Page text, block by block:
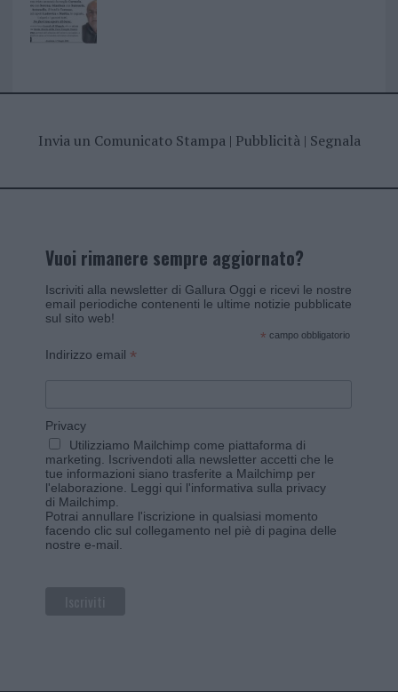
Invia un Comunicato Stampa| Pubblicità| Segnala
Vuoi rimanere sempre aggiornato?
Iscriviti alla newsletter di Gallura Oggi e ricevi le nostre
email periodiche contenenti le ultime notizie pubblicate
sul sito web!
* campo obbligatorio
Indirizzo email *
Privacy
Utilizziamo Mailchimp come piattaforma di
marketing. Iscrivendoti alla newsletter accetti che le
tue informazioni siano trasferite a Mailchimp per
l'elaborazione. Leggi qui l'informativa sulla privacy
di Mailchimp
Potrai annullare l'iscrizione in qualsiasi momento
facendo clic sul collegamento nel piè di pagina delle
nostre e-mail.